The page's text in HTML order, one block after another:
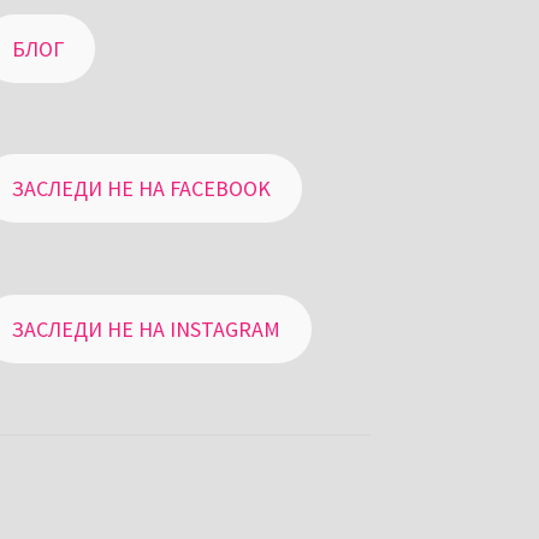
БЛОГ
ЗАСЛЕДИ НЕ НА FACEBOOK
ЗАСЛЕДИ НЕ НА INSTAGRAM